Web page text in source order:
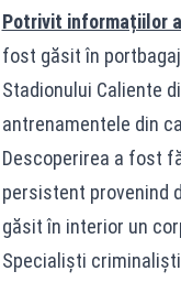
Potrivit informațiilor
fost găsit în
Stadionului Caliente
antrenamentele din
Descoperirea a fost
persistent provenind
găsit în interior un
Specialiști